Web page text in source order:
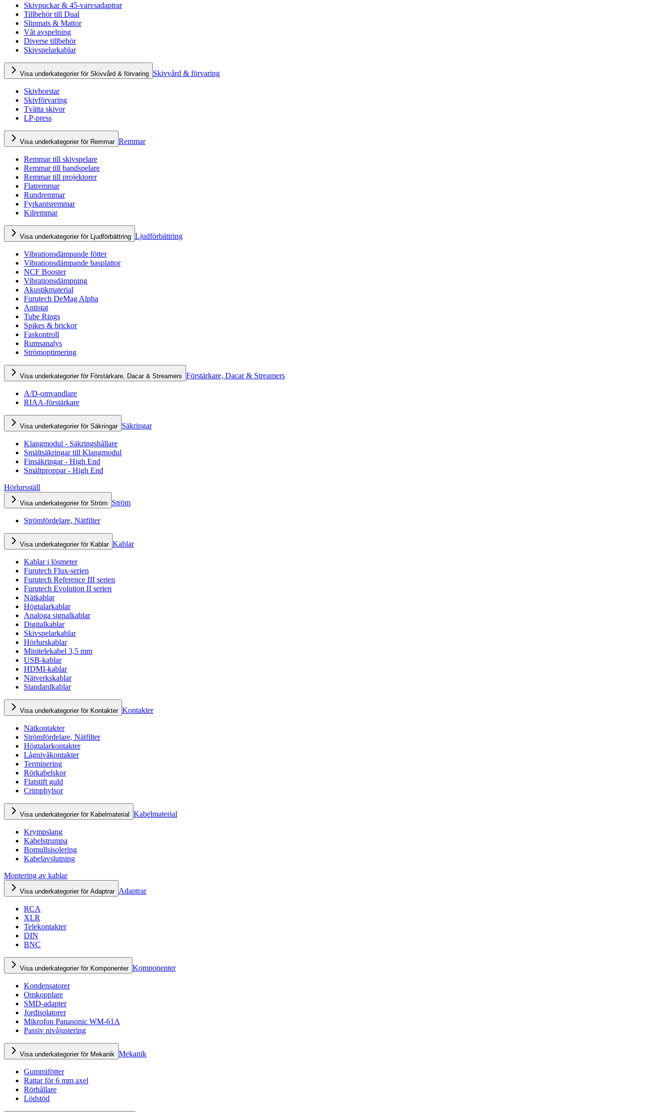
Skivpuckar & 45-varvsadaptrar
Tillbehör till Dual
Slipmats & Mattor
Våt avspelning
Diverse tillbehör
Skivspelarkablar
Visa underkategorier för Skivvård & förvaring Skivvård & förvaring
Skivborstar
Skivförvaring
Tvätta skivor
LP-press
Visa underkategorier för Remmar Remmar
Remmar till skivspelare
Remmar till bandspelare
Remmar till projektorer
Flatremmar
Rundremmar
Fyrkantsremmar
Kilremmar
Visa underkategorier för Ljudförbättring Ljudförbättring
Vibrationsdämpande fötter
Vibrationsdämpande basplattor
NCF Booster
Vibrationsdämpning
Akustikmaterial
Furutech DeMag Alpha
Antistat
Tube Rings
Spikes & brickor
Faskontroll
Rumsanalys
Strömoptimering
Visa underkategorier för Förstärkare, Dacar & Streamers Förstärkare, Dacar & Streamers
A/D-omvandlare
RIAA-förstärkare
Visa underkategorier för Säkringar Säkringar
Klangmodul - Säkringshållare
Smältsäkringar till Klangmodul
Finsäkringar - High End
Smältproppar - High End
Hörlursställ
Visa underkategorier för Ström Ström
Strömfördelare, Nätfilter
Visa underkategorier för Kablar Kablar
Kablar i lösmeter
Furutech Flux-serien
Furutech Reference III serien
Furutech Evolution II serien
Nätkablar
Högtalarkablar
Analoga signalkablar
Digitalkablar
Skivspelarkablar
Hörlurskablar
Minitelekabel 3,5 mm
USB-kablar
HDMI-kablar
Nätverkskablar
Standardkablar
Visa underkategorier för Kontakter Kontakter
Nätkontakter
Strömfördelare, Nätfilter
Högtalarkontakter
Lågnivåkontakter
Terminering
Rörkabelskor
Flatstift guld
Crimphylsor
Visa underkategorier för Kabelmaterial Kabelmaterial
Krympslang
Kabelstrumpa
Bomullsisolering
Kabelavslutning
Montering av kablar
Visa underkategorier för Adaptrar Adaptrar
RCA
XLR
Telekontakter
DIN
BNC
Visa underkategorier för Komponenter Komponenter
Kondensatorer
Omkopplare
SMD-adapter
Jordisolatorer
Mikrofon Panasonic WM-61A
Passiv nivåjustering
Visa underkategorier för Mekanik Mekanik
Gummifötter
Rattar för 6 mm axel
Rörhållare
Lödstöd